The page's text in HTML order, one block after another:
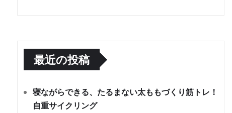
最近の投稿
寝ながらできる、たるまない太ももづくり筋トレ！
自重サイクリング